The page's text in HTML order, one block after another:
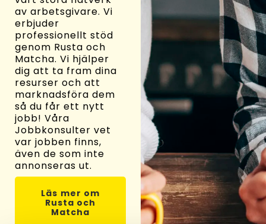
av arbetsgivare. Vi
erbjuder
professionellt stöd
genom Rusta och
Matcha. Vi hjälper
dig att ta fram dina
resurser och att
marknadsföra dem
så du får ett nytt
jobb! Våra
Jobbkonsulter vet
var jobben finns,
även de som inte
annonseras ut.
Läs mer om
Rusta och
Matcha